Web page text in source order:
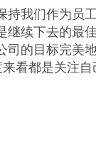
持我们作为员
继续下去的最
司的目标完美
看都是关注自